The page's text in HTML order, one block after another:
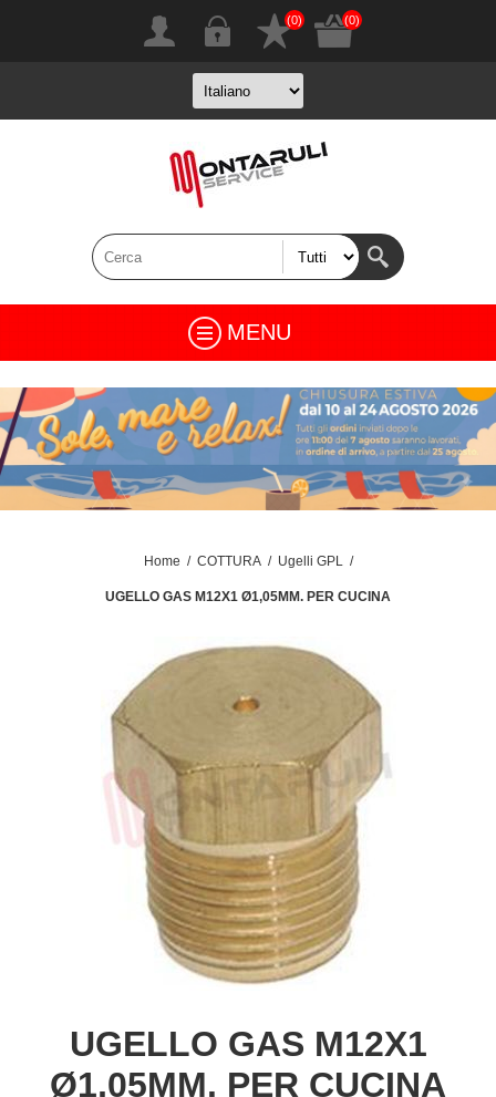
(0) (0)
MENU
Home / COTTURA / Ugelli GPL /
UGELLO GAS M12X1 Ø1,05MM. PER CUCINA
UGELLO GAS M12X1
Ø1,05MM. PER CUCINA